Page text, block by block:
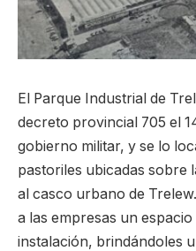
El Parque Industrial de
decreto provincial 705 el
gobierno militar, y se lo
pastoriles ubicadas sobre
al casco urbano de
a las empresas un
instalación, brindándoles